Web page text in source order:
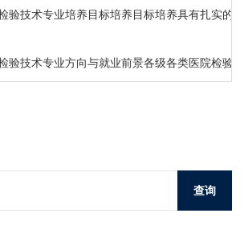
验技术专业培养目标培养目标培养具有扎实的
验技术专业方向与就业前景各级各类医院检验